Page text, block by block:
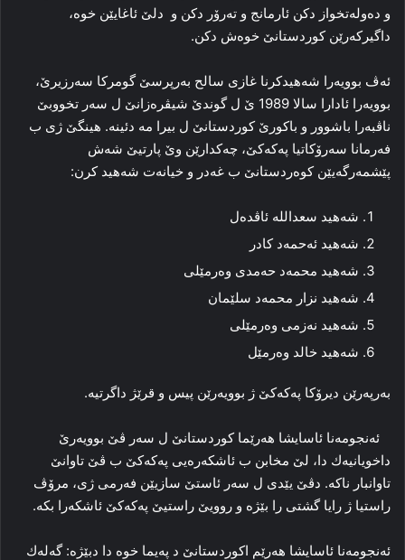
و دەولەتخواز دكن ئارمانج و تەرۆر دكن و دلێ ئاغایێن خوە،
داگیركەرێن كوردستانێ خوەش دكن.
ئەڤ بوویەرا شەھیدكرنا غازی سالح بەرپرسێ گومركا سەرزیرێ،
بوویەرا ئادارا سالا 1989 ێ ل گوندێ شیڤرەزانێ ل سەر تخووبێ
ناڤبەرا باشوور و باكورێ كوردستانێ ل بیرا مە دئینە. ھینگێ ژی ب
فەرمانا سەرۆكاتیا پەكەكێ، چەكدارێن وێ پارتیێ شەش
پێشمەرگەیێن كوەردستانێ ب غەدر و خیانەت شەھید كرن:
شەھید سعداللە ئاڤدەل
شەھید ئەحمەد كادر
شەھید محمەد حەمدی وەرمێلی
شەھید نزار محمەد سلێمان
شەھید نەزمی وەرمێلی
شەھید خالد وەرمێل
بەرپەرێن دیرۆكا پەكەكێ ژ بوویەرێن پیس و قرێژ داگرتیە.
ئەنجومەنا ئاسایشا ھەرێما كوردستانێ ل سەر ڤێ بوویەرێ
داخویانیەك دا، لێ مخابن ب ئاشكەرەیی پەكەكێ ب ڤێ تاوانێ
تاوانبار ناكە. دڤێ یێدی ل سەر ئاستێ سازیێن فەرمی ژی، مرۆڤ
راستیا ژ رایا گشتی را بێژە و روویێ راستیێ پەكەكێ ئاشكەرا بكە.
ئەنجومەنا ئاسایشا ھەرێم اكوردستانێ د پەیما خوە دا دبێژە: گەلەك